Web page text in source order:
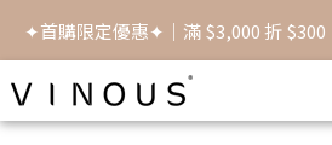
選
✦滿額免運✦｜滿 $2,000，立即